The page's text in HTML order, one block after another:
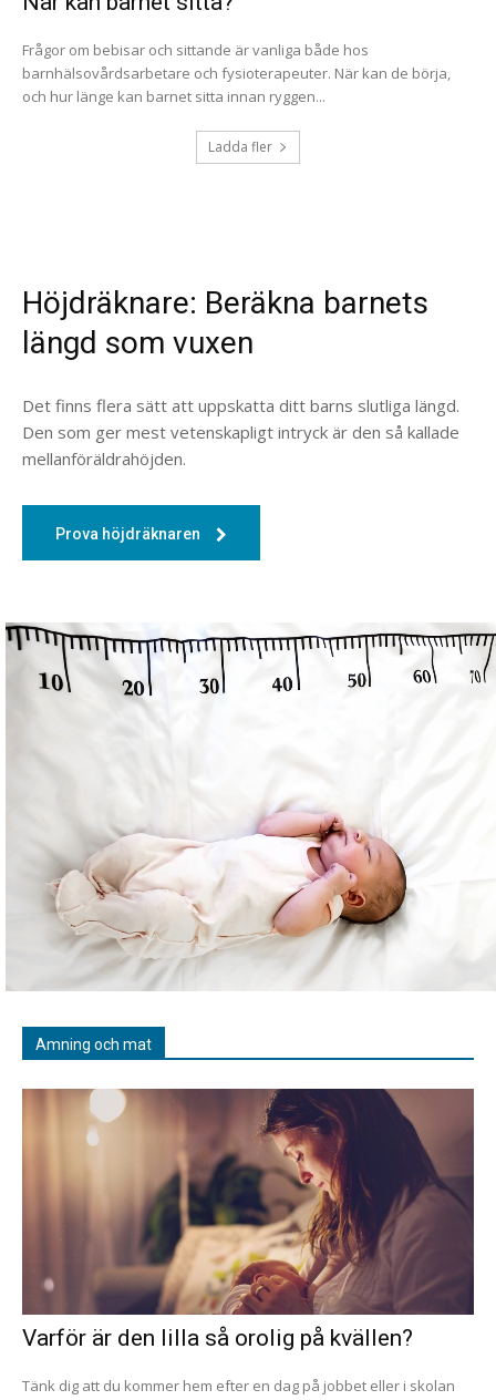
Frågor om bebisar och sittande är vanliga både hos
barnhälsovårdsarbetare och fysioterapeuter. När kan de börja,
och hur länge kan barnet sitta innan ryggen...
Ladda fler
Höjdräknare: Beräkna barnets
längd som vuxen
Det finns flera sätt att uppskatta ditt barns slutliga längd.
Den som ger mest vetenskapligt intryck är den så kallade
mellanföräldrahöjden.
Prova höjdräknaren
Amning och mat
Varför är den lilla så orolig på kvällen?
Tänk dig att du kommer hem efter en dag på jobbet eller i skolan